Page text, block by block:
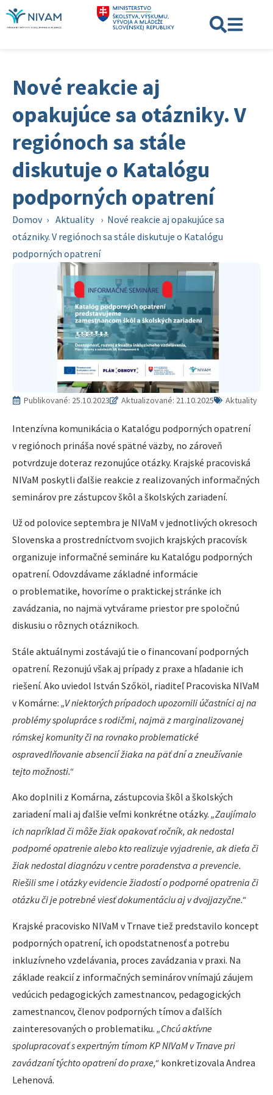
Nové reakcie aj
opakujúce sa otázniky. V
regiónoch sa stále
diskutuje o Katalógu
podporných opatrení
Domov › Aktuality › Nové reakcie aj opakujúce sa
otázniky. V regiónoch sa stále diskutuje o Katalógu
podporných opatrení
Publikované: 25.10.2023 Aktualizované: 21.10.2025 Aktuality
Intenzívna komunikácia o Katalógu podporných opatrení
v regiónoch prináša nové spätné väzby, no zároveň
potvrdzuje doteraz rezonujúce otázky. Krajské pracoviská
NIVaM poskytli ďalšie reakcie z realizovaných informačných
seminárov pre zástupcov škôl a školských zariadení.
Už od polovice septembra je NIVaM v jednotlivých okresoch
Slovenska a prostredníctvom svojich krajských pracovísk
organizuje informačné semináre ku Katalógu podporných
opatrení. Odovzdávame základné informácie
o problematike, hovoríme o praktickej stránke ich
zavádzania, no najmä vytvárame priestor pre spoločnú
diskusiu o rôznych otáznikoch.
Stále aktuálnymi zostávajú tie o financovaní podporných
opatrení. Rezonujú však aj prípady z praxe a hľadanie ich
riešení. Ako uviedol István Szőköl, riaditeľ Pracoviska NIVaM
v Komárne: „V niektorých prípadoch upozornili účastníci aj na
problémy spolupráce s rodičmi, najmä z marginalizovanej
rómskej komunity či na rovnako problematické
ospravedlňovanie absencií žiaka na päť dní a zneužívanie
tejto možnosti.“
Ako doplnili z Komárna, zástupcovia škôl a školských
zariadení mali aj ďalšie veľmi konkrétne otázky. „Zaujímalo
ich napríklad či môže žiak opakovať ročník, ak nedostal
podporné opatrenie alebo kto realizuje vyjadrenie, ak dieťa či
žiak nedostal diagnózu v centre poradenstva a prevencie.
Riešili sme i otázky evidencie žiadostí o podporné opatrenia či
otázku či je potrebné viesť dokumentáciu aj v dvojjazyčne.“
Krajské pracovisko NIVaM v Trnave tiež predstavilo koncept
podporných opatrení, ich opodstatnenosť a potrebu
inkluzívneho vzdelávania, proces zavádzania v praxi. Na
základe reakcií z informačných seminárov vnímajú záujem
vedúcich pedagogických zamestnancov, pedagogických
zamestnancov, členov podporných tímov a ďalších
zainteresovaných o problematiku. „Chcú aktívne
spolupracovať s expertným tímom KP NIVaM v Trnave pri
zavádzaní týchto opatrení do praxe,“ konkretizovala Andrea
Lehenová.